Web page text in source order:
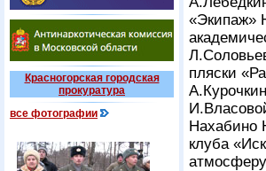
Красногорская городская
прокуратура
все фотографии
«Экипаж»
пляски
Нахабино
клуба